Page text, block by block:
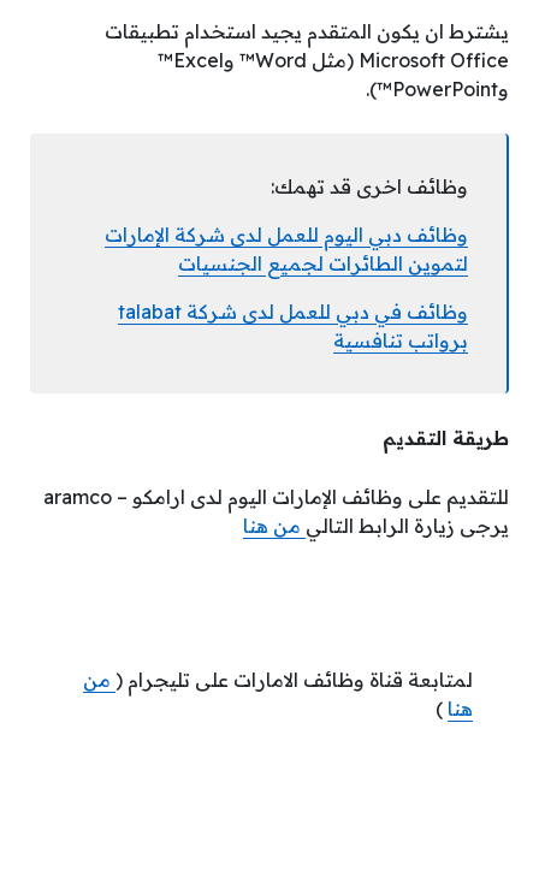
يشترط ان يكون المتقدم يجيد استخدام تطبيقات
Microsoft Office (مثل Word™ وExcel™
وPowerPoint™).
وظائف اخرى قد تهمك:
وظائف دبي اليوم للعمل لدى شركة الإمارات
لتموين الطائرات لجميع الجنسيات
وظائف في دبي للعمل لدى شركة talabat
برواتب تنافسية
طريقة التقديم
للتقديم على وظائف الإمارات اليوم لدى ارامكو – aramco
يرجى زيارة الرابط التالي من هنا
لمتابعة قناة وظائف الامارات على تليجرام ( من
هنا )